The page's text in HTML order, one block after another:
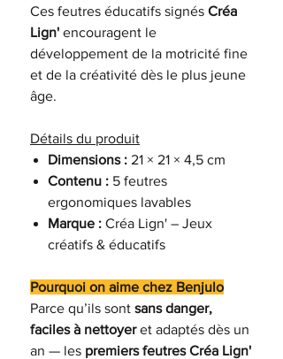
Ces feutres éducatifs signés Créa
Lign' encouragent le
développement de la motricité fine
et de la créativité dès le plus jeune
âge.
Détails du produit
Dimensions : 21 × 21 × 4,5 cm
Contenu : 5 feutres
ergonomiques lavables
Marque : Créa Lign' – Jeux
créatifs & éducatifs
Pourquoi on aime chez Benjulo
Parce qu’ils sont sans danger,
faciles à nettoyeret adaptés dès un
an — les premiers feutres Créa Lign'